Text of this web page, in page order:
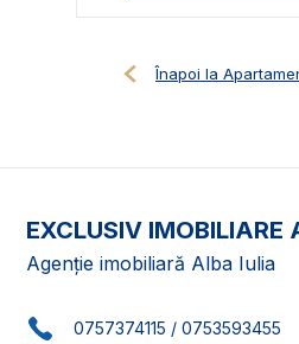
Înapoi la
EXCLUSIV IMOBILIARE
Agenție imobiliară Alba Iulia
0757374115 / 0753593455